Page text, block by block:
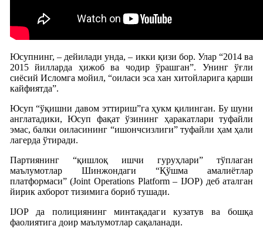
Юсупнинг, – дейилади унда, – икки қизи бор. Улар “2014 ва
2015 йилларда ҳижоб ва чодир ўрашган”. Унинг ўғли
сиёсий Исломга мойил, “оиласи эса хан хитойларига қарши
кайфиятда”.
Юсуп “ўқишни давом эттириш”га ҳукм қилинган. Бу шуни
англатадики, Юсуп фақат ўзининг ҳаракатлари туфайли
эмас, балки оиласининг “ишончсизлиги” туфайли ҳам ҳали
лагерда ўтиради.
Партиянинг “қишлоқ ишчи гуруҳлари” тўплаган
маълумотлар Шинжондаги “Қўшма амалиётлар
платформаси” (Joint Operations Platform – IJOP) деб аталган
йирик ахборот тизимига бориб тушади.
IJOP да полициянинг минтақадаги кузатув ва бошқа
фаолиятига доир маълумотлар сақаланади.